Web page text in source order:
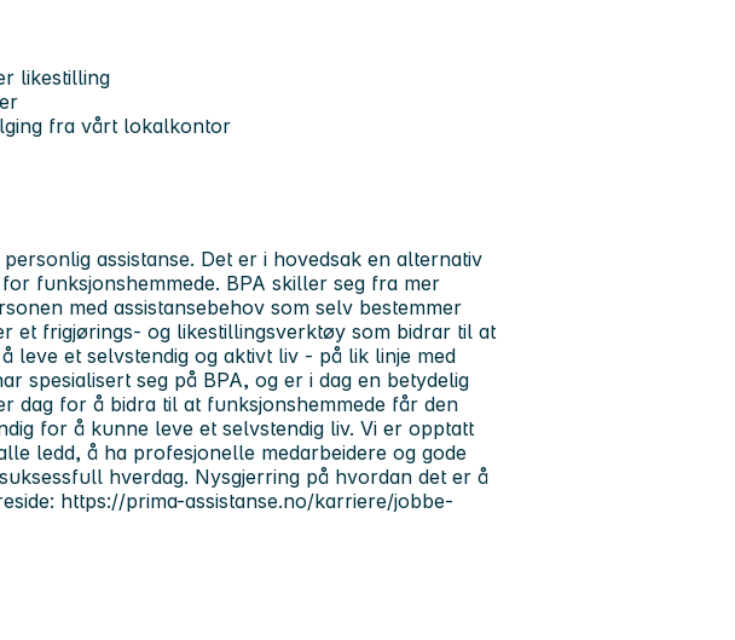
likestilling
fra vårt lokalkontor
assistanse. Det er i hovedsak en alternativ
funksjonshemmede. BPA skiller seg fra mer
med assistansebehov som selv bestemmer
et frigjørings- og likestillingsverktøy som bidrar til at
leve et selvstendig og aktivt liv - på lik linje med
spesialisert seg på BPA, og er i dag en betydelig
dag for å bidra til at funksjonshemmede får den
for å kunne leve et selvstendig liv. Vi er opptatt
ledd, å ha profesjonelle medarbeidere og gode
hverdag. Nysgjerring på hvordan det er å
https://prima-assistanse.no/karriere/jobbe-